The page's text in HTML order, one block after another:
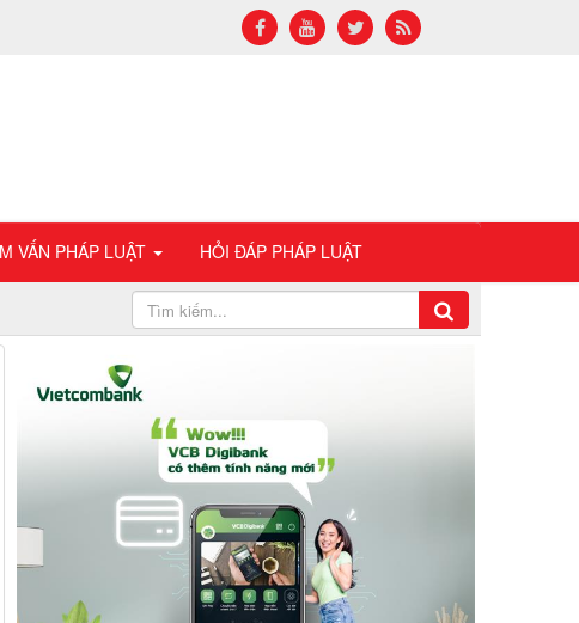
VẤN PHÁP LUẬT HỎI ĐÁP PHÁP LUẬT